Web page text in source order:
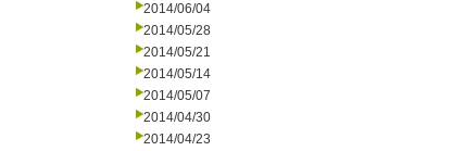
2014/06/04
2014/05/28
2014/05/21
2014/05/14
2014/05/07
2014/04/30
2014/04/23